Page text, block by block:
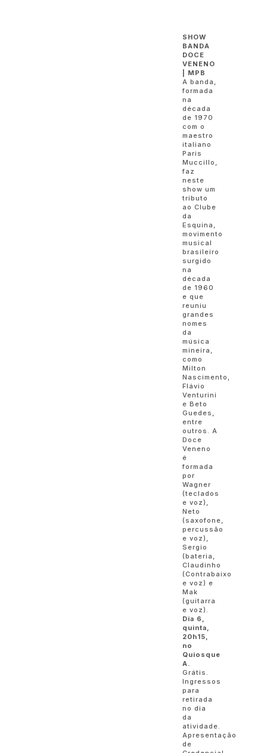
SHOW
BANDA
DOCE
VENENO
| MPB
A banda,
formada
na
década
de 1970
com o
maestro
italiano
Paris
Muccillo,
faz
neste
show um
tributo
ao Clube
da
Esquina,
movimento
musical
brasileiro
surgido
na
década
de 1960
e que
reuniu
grandes
nomes
da
música
mineira,
como
Milton
Nascimento,
Flávio
Venturini
e Beto
Guedes,
entre
outros. A
Doce
Veneno
é
formada
por
Wagner
(teclados
e voz),
Neto
(saxofone,
percussão
e voz),
Sergio
(bateria,
Claudinho
(Contrabaixo
e voz) e
Mak
(guitarra
e voz).
Dia 6,
quinta,
20h15,
no
Quiosque
A.
Grátis.
Ingressos
para
retirada
no dia
da
atividade.
Apresentação
de